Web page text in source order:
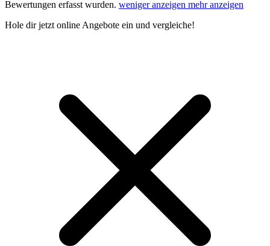
Bewertungen erfasst wurden. weniger anzeigen mehr anzeigen
Hole dirjetzt online Angebote ein und vergleiche!